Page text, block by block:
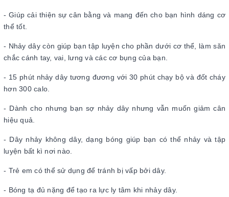
- Giúp cải thiện sự cân bằng và mang đến cho bạn hình dáng cơ
thể tốt.
- Nhảy dây còn giúp bạn tập luyện cho phần dưới cơ thể, làm săn
chắc cánh tay, vai, lưng và các cơ bụng của bạn.
- 15 phút nhảy dây tương đương với 30 phút chạy bộ và đốt cháy
hơn 300 calo.
- Dành cho nhưng bạn sợ nhảy dây nhưng vẫn muốn giảm cân
hiệu quả.
- Dây nhảy không dây, dạng bóng giúp bạn có thể nhảy và tập
luyện bất kì nơi nào.
- Trẻ em có thể sử dụng để tránh bị vấp bởi dây.
- Bóng tạ đủ nặng để tạo ra lực ly tâm khi nhảy dây.